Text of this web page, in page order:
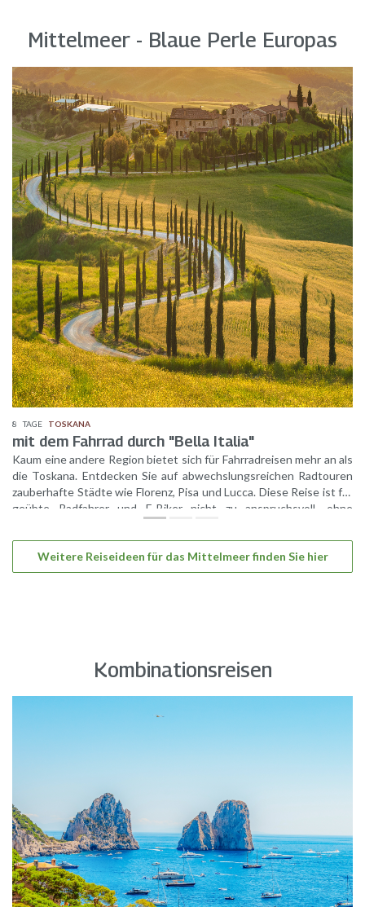
Mittelmeer - Blaue Perle Europas
8 TAGE TOSKANA
mit dem Fahrrad durch "Bella Italia"
Kaum eine andere Region bietet sich für Fahrradreisen mehr an als
die Toskana. Entdecken Sie auf abwechslungsreichen Radtouren
zauberhafte Städte wie Florenz, Pisa und Lucca. Diese Reise ist für
geübte Radfahrer und E-Biker nicht zu anspruchsvoll, ohne
asphaltierten Straßen, geringfügig auf gut gepflegten
Schotterwegen.
Weitere Reiseideen für das Mittelmeer finden Sie hier
Kombinationsreisen